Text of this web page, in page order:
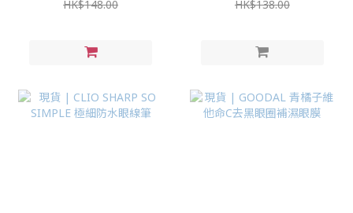
HK$148.00 HK$138.00